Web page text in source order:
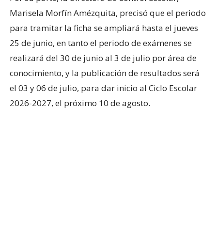
Marisela Morfín Amézquita, precisó que el periodo
para tramitar la ficha se ampliará hasta el jueves
25 de junio, en tanto el periodo de exámenes se
realizará del 30 de junio al 3 de julio por área de
conocimiento, y la publicación de resultados será
el 03 y 06 de julio, para dar inicio al Ciclo Escolar
2026-2027, el próximo 10 de agosto.